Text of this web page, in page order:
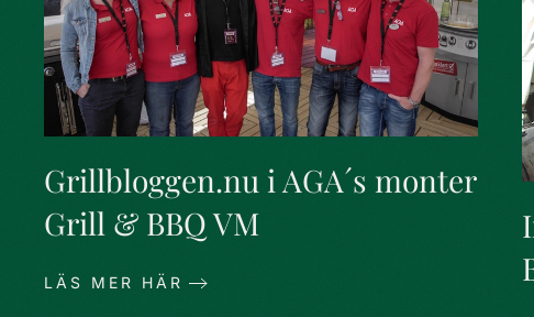
Grillbloggen.nu i AGA´s monter
Grill & BBQ VM
LÄS MER HÄR